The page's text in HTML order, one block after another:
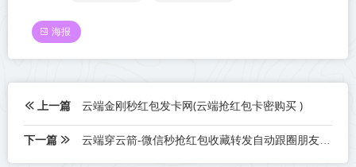
海报
上一篇 云端金刚秒红包发卡网(云端抢红包卡密购买 )
下一篇 云端穿云箭-微信秒抢红包收藏转发自动跟圈朋友圈自动点赞